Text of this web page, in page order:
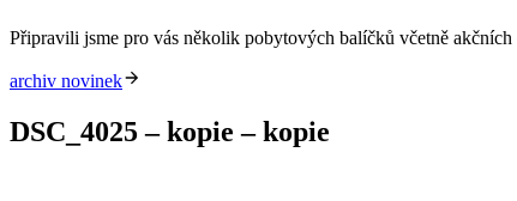
Připravili jsme pro vás několik pobytových balíčků včetně akčních
archiv novinek
DSC_4025 – kopie – kopie